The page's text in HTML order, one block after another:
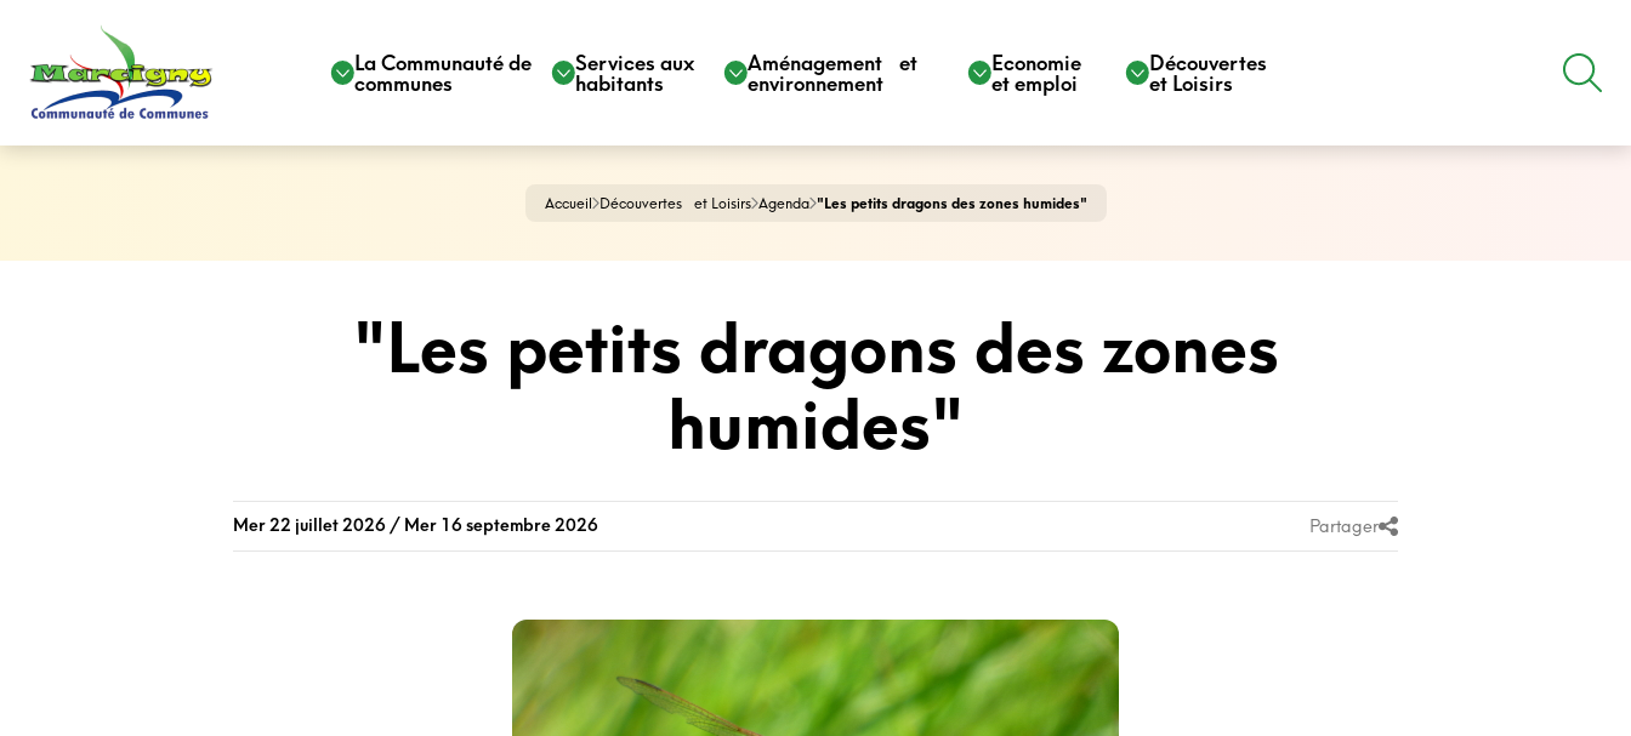
La Communauté de
communes
Services aux
habitants
Aménagement et
environnement
Economie
et emploi
Découvertes
et Loisirs
Accueil Découvertes et Loisirs Agenda "Les petits dragons des zones humides"
"Les petits dragons des zones
humides"
Mer 22 juillet 2026 / Mer 16 septembre 2026 Partager